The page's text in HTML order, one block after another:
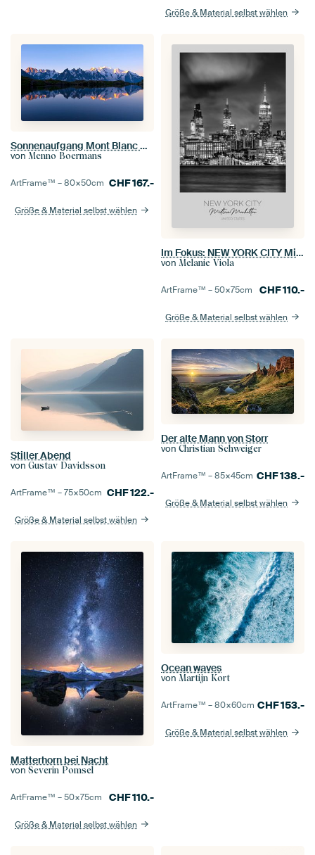
Größe & Material selbst wählen
Sonnenaufgang Mont Blanc Massiv
von Menno Boermans
ArtFrame™ –80×50cm CHF167.-
Größe & Material selbst wählen
Im Fokus: NEW YORK CITY Midtown Manhattan Skyline mit Little Island
von Melanie Viola
ArtFrame™ –50×75cm CHF110.-
Größe & Material selbst wählen
Stiller Abend
von Gustav Davidsson
ArtFrame™ –75×50cm CHF122.-
Größe & Material selbst wählen
Der alte Mann von Storr
von Christian Schweiger
ArtFrame™ –85×45cm CHF138.-
Größe & Material selbst wählen
Matterhorn bei Nacht
von Severin Pomsel
ArtFrame™ –50×75cm CHF110.-
Größe & Material selbst wählen
Ocean waves
von Martijn Kort
ArtFrame™ –80×60cm CHF153.-
Größe & Material selbst wählen